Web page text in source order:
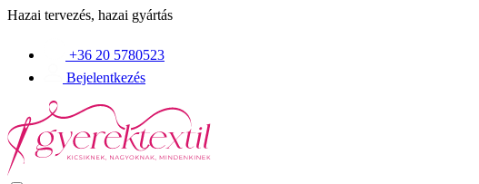
Hazai tervezés, hazai gyártás
+36 20 5780523
Bejelentkezés